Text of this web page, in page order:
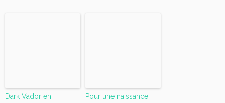
Dark Vador en
Pour une naissance